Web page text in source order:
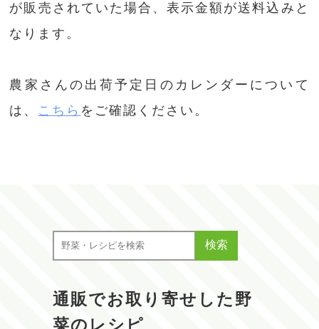
検索
通販でお取り寄せした野
菜のレシピ
が販売されていた場合、表示金額が送料込みと
なります。
農家さんの出荷予定日のカレンダーについて
は、 こちら をご確認ください。